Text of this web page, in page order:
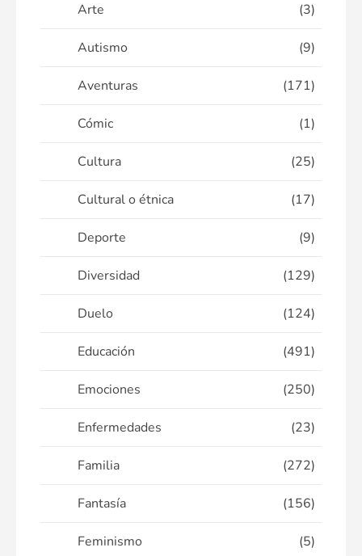
Arte (3)
Autismo (9)
Aventuras (171)
Cómic (1)
Cultura (25)
Cultural o étnica (17)
Deporte (9)
Diversidad (129)
Duelo (124)
Educación (491)
Emociones (250)
Enfermedades (23)
Familia (272)
Fantasía (156)
Feminismo (5)